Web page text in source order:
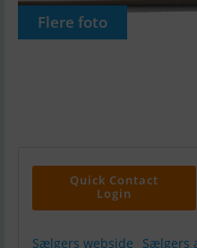
Flere foto
Quick Contact
Login
Sælgers webside Sælgers